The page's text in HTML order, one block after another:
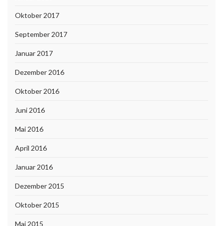
Oktober 2017
September 2017
Januar 2017
Dezember 2016
Oktober 2016
Juni 2016
Mai 2016
April 2016
Januar 2016
Dezember 2015
Oktober 2015
Mai 2015